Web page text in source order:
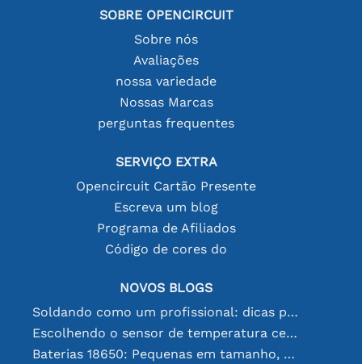
SOBRE OPENCIRCUIT
Sobre nós
Avaliações
nossa variedade
Nossas Marcas
perguntas frequentes
SERVIÇO EXTRA
Opencircuit Cartão Presente
Escreva um blog
Programa de Afiliados
Código de cores do
NOVOS BLOGS
Soldando como um profissional: dicas para conexões eletrônicas perfeitas
Escolhendo o sensor de temperatura certo [youtube]
Baterias 18650: Pequenas em tamanho, grandes em desempenho